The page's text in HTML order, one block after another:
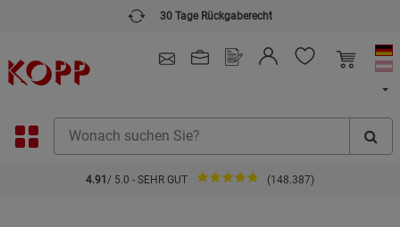
30 Tage Rückgaberecht
4.91 / 5.0 - SEHR GUT (148.387)